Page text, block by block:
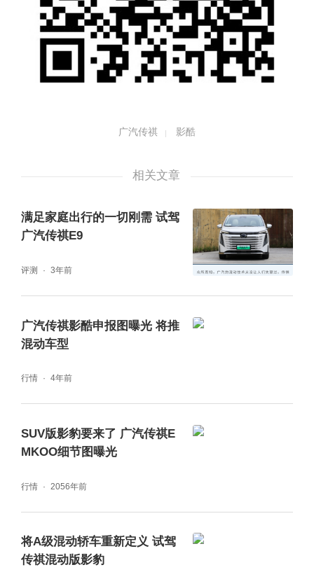
广汽传祺 影酷
相关文章
满足家庭出行的一切刚需 试驾
广汽传祺E9
评测 3年前
广汽传祺影酷申报图曝光 将推
混动车型
行情 4年前
SUV版影豹要来了 广汽传祺E
MKOO细节图曝光
行情 2056年前
将A级混动轿车重新定义 试驾
传祺混动版影豹